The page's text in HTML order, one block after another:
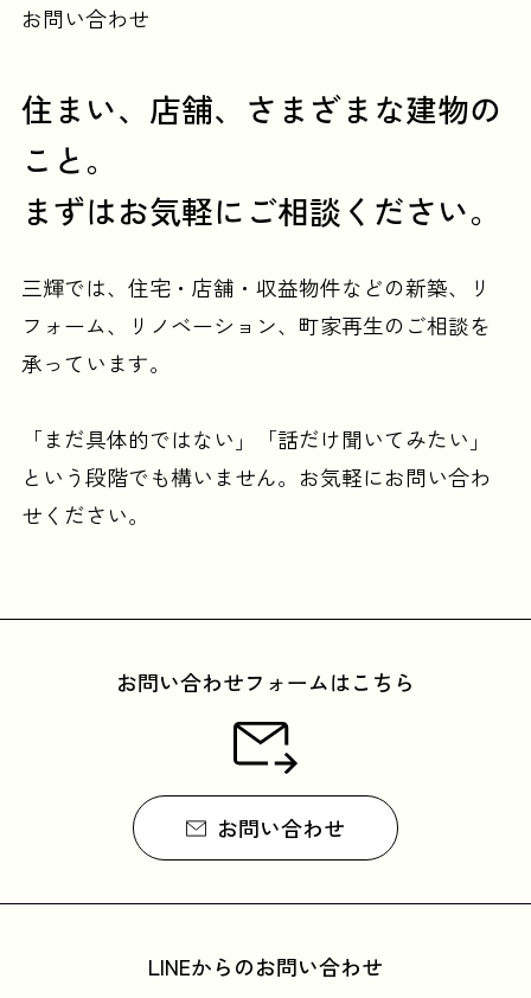
お問い合わせ
住まい、店舗、さまざまな建物の
こと。
まずはお気軽にご相談ください。
三輝では、住宅・店舗・収益物件などの新築、リ
フォーム、リノベーション、町家再生のご相談を
承っています。
「まだ具体的ではない」「話だけ聞いてみたい」
という段階でも構いません。 お気軽にお問い合わ
せください。
お問い合わせフォームはこちら
お問い合わせ
LINEからのお問い合わせ